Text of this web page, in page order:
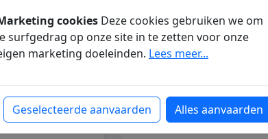
Builder |
Windows Hosting > Your
Hosting
myWindowsHosting.com
cookies Deze cookies gebruiken we om
surfgedrag op onze site in te zetten voor onze
marketing doeleinden. Lees meer...
Geselecteerde aanvaarden Alles aanvaarden